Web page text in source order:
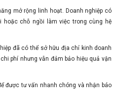
mở rộng linh hoạt. Doanh nghiệp có
hoặc chỗ ngồi làm việc trong cùng hệ
đã có thể sở hữu địa chỉ kinh doanh
phí nhưng vẫn đảm bảo hiệu quả vận
được tư vấn nhanh chóng và nhận báo